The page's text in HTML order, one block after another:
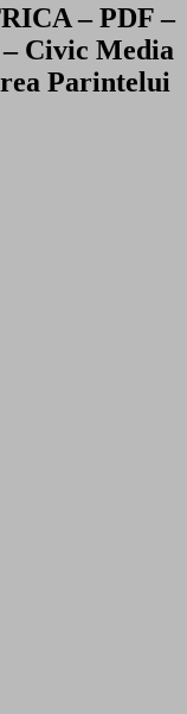
– PDF –
Civic Media
Parintelui